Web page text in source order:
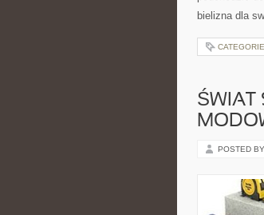
bielizna dla
ŚWIAT
POSTED